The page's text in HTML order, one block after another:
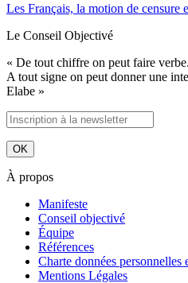
Les Français, la motion de censure
Le Conseil Objectivé
« De tout chiffre on peut faire
A tout signe on peut donner une
Elabe »
À propos
Manifeste
Conseil objectivé
Équipe
Références
Charte données personnelles
Mentions Légales